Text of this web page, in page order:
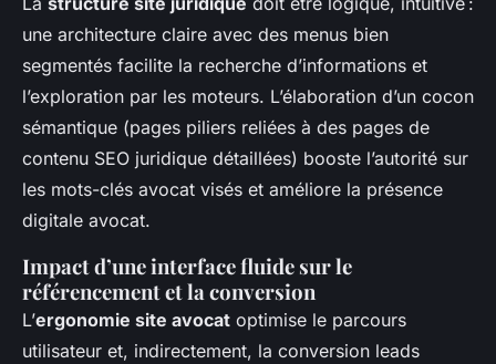
une architecture claire avec des menus bien
segmentés facilite la recherche d’informations et
l’exploration par les moteurs. L’élaboration d’un cocon
sémantique (pages piliers reliées à des pages de
contenu SEO juridique détaillées) booste l’autorité sur
les mots-clés avocat visés et améliore la présence
digitale avocat.
Impact d’une interface fluide sur le
référencement et la conversion
L’ergonomie site avocat optimise le parcours
utilisateur et, indirectement, la conversion leads